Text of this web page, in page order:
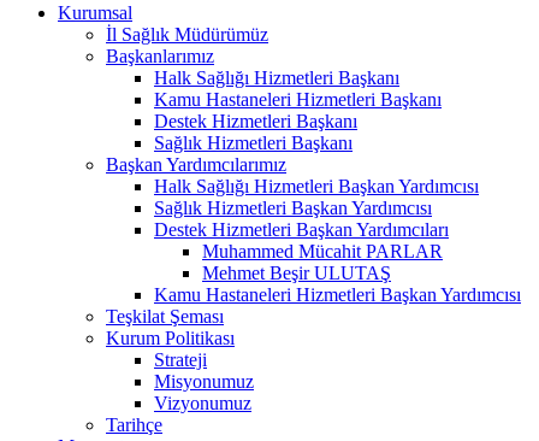
Kurumsal
İl Sağlık Müdürümüz
Başkanlarımız
Halk Sağlığı Hizmetleri Başkanı
Kamu Hastaneleri Hizmetleri Başkanı
Destek Hizmetleri Başkanı
Sağlık Hizmetleri Başkanı
Başkan Yardımcılarımız
Halk Sağlığı Hizmetleri Başkan Yardımcısı
Sağlık Hizmetleri Başkan Yardımcısı
Destek Hizmetleri Başkan Yardımcıları
Muhammed Mücahit PARLAR
Mehmet Beşir ULUTAŞ
Kamu Hastaneleri Hizmetleri Başkan Yardımcısı
Teşkilat Şeması
Kurum Politikası
Strateji
Misyonumuz
Vizyonumuz
Tarihçe